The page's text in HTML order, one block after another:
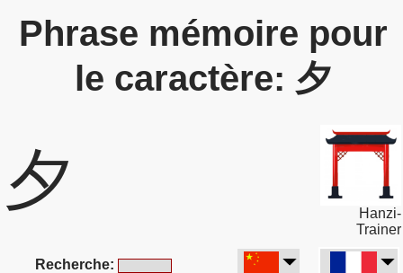
Phrase mémoire pour
le caractère: 夕
夕
Hanzi-
Trainer
Recherche: